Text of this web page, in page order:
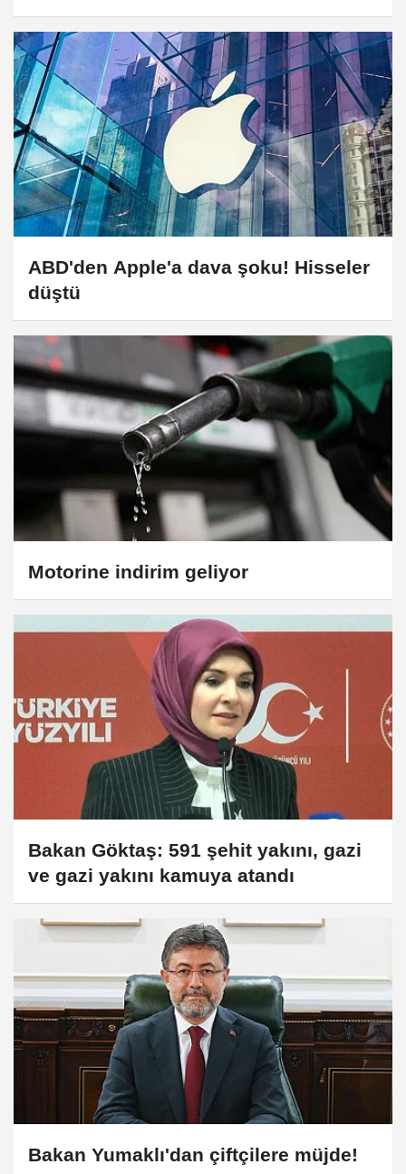
ABD'den Apple'a dava şoku! Hisseler
düştü
Motorine indirim geliyor
Bakan Göktaş: 591 şehit yakını, gazi
ve gazi yakını kamuya atandı
Bakan Yumaklı'dan çiftçilere müjde!